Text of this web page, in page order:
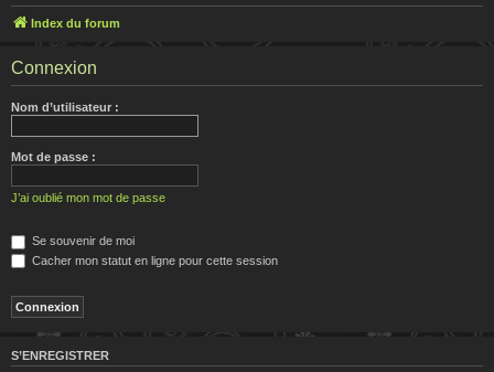
Index du forum
Connexion
Nom d’utilisateur :
Mot de passe :
J’ai oublié mon mot de passe
Se souvenir de moi
Cacher mon statut en ligne pour cette session
S’ENREGISTRER